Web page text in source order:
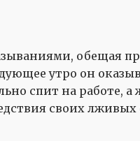
обещая
утро он
спит на работе, а
своих